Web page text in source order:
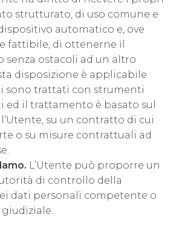
strutturato, di uso comune e
automatico e, ove
fattibile, di ottenerne il
senza ostacoli ad un altro
disposizione è applicabile
sono trattati con strumenti
ed il trattamento è basato sul
su un contratto di cui
o su misure contrattuali ad
L’Utente può proporre un
di controllo della
dati personali competente o